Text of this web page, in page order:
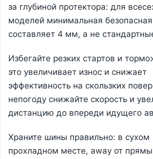
за глубиной протектора: для
моделей минимальная безопасная
составляет 4 мм, а не
Избегайте резких стартов и
это увеличивает износ и снижает
эффективность на скользких
непогоду снижайте скорость и
дистанцию до впереди идущего
Храните шины правильно: в сухом
прохладном месте, away от